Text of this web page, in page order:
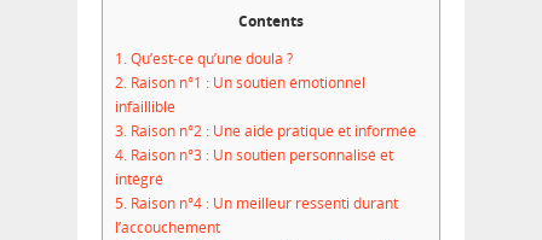
Contents
1.Qu’est-ce qu’une doula ?
2. Raison n°1 : Un soutien émotionnel
infaillible
3. Raison n°2 : Une aide pratique et informée
4. Raison n°3 : Un soutien personnalisé et
intégré
5. Raison n°4 : Un meilleur ressenti durant
l’accouchement